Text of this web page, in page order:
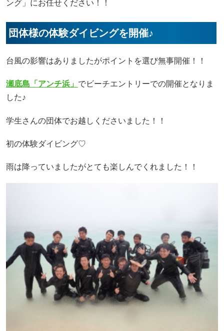
ング」にお任せください！！
団体様の体験ダイビングを開催♪
台風の影響はありましたがポイントを選び無事開催！！
瀬底島「アンチ浜」 でビーチエントリーでの開催となりま
した♪
学生さんの団体でお越しくださいました！！
初の体験ダイビング♡
雨は降っていましたがとても楽しんでくれました！！